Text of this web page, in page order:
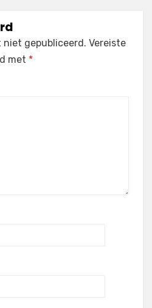
gepubliceerd. Vereiste
met *